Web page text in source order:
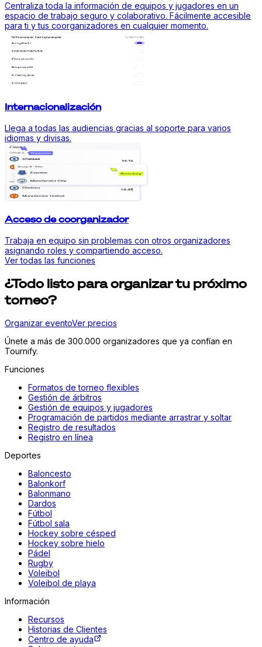
Centraliza toda la información de equipos y jugadores en un
espacio de trabajo seguro y colaborativo. Fácilmente accesible
para ti y tus coorganizadores en cualquier momento.
Internacionalización
Llega a todas las audiencias gracias al soporte para varios
idiomas y divisas.
Acceso de coorganizador
Trabaja en equipo sin problemas con otros organizadores
asignando roles y compartiendo acceso.
Ver todas las funciones
¿Todo listo para organizar tu próximo
torneo?
Organizar eventoVer precios
Únete a más de 300.000 organizadores que ya confían en
Tournify.
Funciones
Formatos de torneo flexibles
Gestión de árbitros
Gestión de equipos y jugadores
Programación de partidos mediante arrastrar y soltar
Registro de resultados
Registro en línea
Deportes
Baloncesto
Balonkorf
Balonmano
Dardos
Fútbol
Fútbol sala
Hockey sobre césped
Hockey sobre hielo
Pádel
Rugby
Voleibol
Voleibol de playa
Información
Recursos
Historias de Clientes
Centro de ayuda